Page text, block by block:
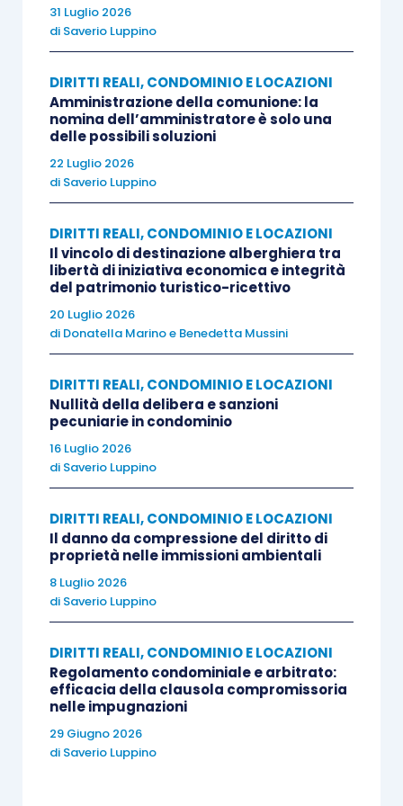
tutte quelle condotte volte a consentire l’arrivo
nel territorio dello Stato dei soggetti stranieri
irregolari, ma anche quelle, subito successive,
finalizzate a garantire la corretta riuscita
dell’operazione.
L’ art. 12, co. 3, d.lgs. 286/1998 riproduce la
pene più elevate, in presenza di alcune
aggravanti (Cfr. Cass. S.U. 40982/2018).
Sul favoreggiamento della permanenza dello
L’art. 12, co. 5, d.lgs. 286/1998 punisce con la
reclusione fino a quattro anni e con la multa fino a
euro 15.493 i soggetti che favoriscono la
permanenza di persone irregolari nel territorio
commi precedenti, e salvo che il fatto non
costituisca più grave reato, chiunque, al fine di trarre
un ingiusto profitto dalla condizione di illegalità
dello straniero o nell’ambito delle attività punite a
permanenza di questi nel territorio dello Stato in
violazione delle norme del presente testo unico…”.
Tale disposizione si pone in un momento
31 Luglio 2026
di Saverio Luppino
DIRITTI REALI, CONDOMINIO E LOCAZIONI
Amministrazione della comunione: la
nomina dell’amministratore è solo una
delle possibili soluzioni
22 Luglio 2026
di Saverio Luppino
DIRITTI REALI, CONDOMINIO E LOCAZIONI
Il vincolo di destinazione alberghiera tra
libertà di iniziativa economica e integrità
del patrimonio turistico-ricettivo
20 Luglio 2026
di Donatella Marinoe Benedetta Mussini
DIRITTI REALI, CONDOMINIO E LOCAZIONI
Nullità della delibera e sanzioni
pecuniarie in condominio
16 Luglio 2026
di Saverio Luppino
DIRITTI REALI, CONDOMINIO E LOCAZIONI
Il danno da compressione del diritto di
proprietà nelle immissioni ambientali
8 Luglio 2026
di Saverio Luppino
DIRITTI REALI, CONDOMINIO E LOCAZIONI
Regolamento condominiale e arbitrato:
efficacia della clausola compromissoria
nelle impugnazioni
29 Giugno 2026
di Saverio Luppino